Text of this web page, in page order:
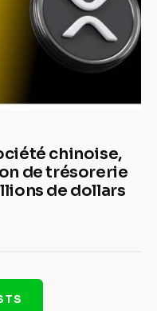
chinoise,
de trésorerie
de dollars